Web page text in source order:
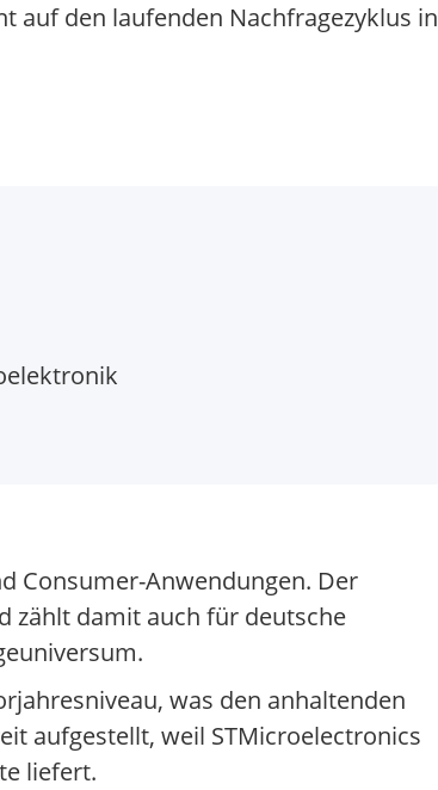
auf den laufenden Nachfragezyklus in
Consumer-Anwendungen. Der
zählt damit auch für deutsche
was den anhaltenden
aufgestellt, weil STMicroelectronics
liefert.